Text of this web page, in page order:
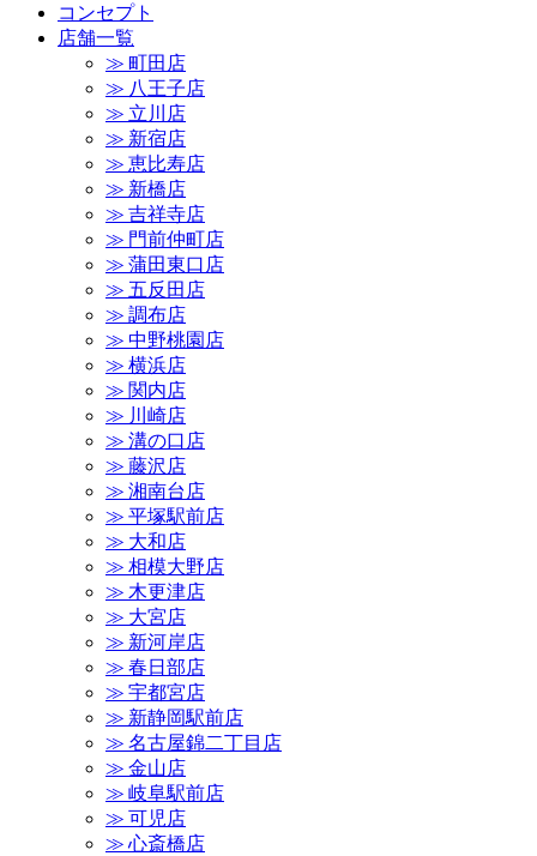
コンセプト
店舗一覧
≫ 町田店
≫ 八王子店
≫ 立川店
≫ 新宿店
≫ 恵比寿店
≫ 新橋店
≫ 吉祥寺店
≫ 門前仲町店
≫ 蒲田東口店
≫ 五反田店
≫ 調布店
≫ 中野桃園店
≫ 横浜店
≫ 関内店
≫ 川崎店
≫ 溝の口店
≫ 藤沢店
≫ 湘南台店
≫ 平塚駅前店
≫ 大和店
≫ 相模大野店
≫ 木更津店
≫ 大宮店
≫ 新河岸店
≫ 春日部店
≫ 宇都宮店
≫ 新静岡駅前店
≫ 名古屋錦二丁目店
≫ 金山店
≫ 岐阜駅前店
≫ 可児店
≫ 心斎橋店